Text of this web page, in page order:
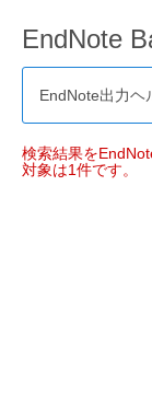
EndNote
EndNote出力ヘ
検索結果を
対象は1件です。